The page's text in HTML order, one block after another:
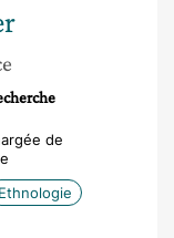
de
Ethnologie